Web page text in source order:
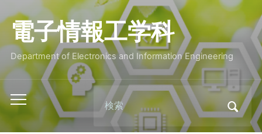
電子情報工学科
Department of Electronics and Information Engineering
Toggle
mobile
Search
for: